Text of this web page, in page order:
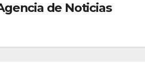
de Noticias